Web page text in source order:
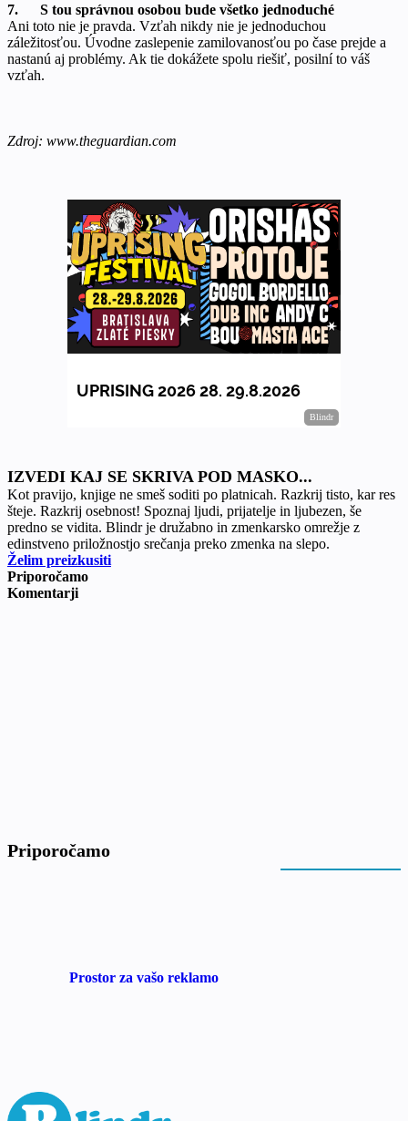
7. S tou správnou osobou bude všetko jednoduché
Ani toto nie je pravda. Vzťah nikdy nie je jednoduchou
záležitosťou. Úvodne zaslepenie zamilovanosťou po čase prejde a
nastanú aj problémy. Ak tie dokážete spolu riešiť, posilní to váš
vzťah.
Zdroj: www.theguardian.com
IZVEDI KAJ SE SKRIVA POD MASKO...
Kot pravijo, knjige ne smeš soditi po platnicah. Razkrij tisto, kar res
šteje. Razkrij osebnost! Spoznaj ljudi, prijatelje in ljubezen, še
predno se vidita. Blindr je družabno in zmenkarsko omrežje z
edinstveno priložnostjo srečanja preko zmenka na slepo.
Želim preizkusiti
Priporočamo
Komentarji
Priporočamo
Prostor za vašo reklamo